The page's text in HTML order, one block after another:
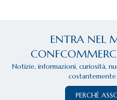
ENTRA NEL
Notizie, informazioni, curiosità,
PERCHÈ